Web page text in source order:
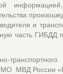
и
часть
транспортного
МВД России